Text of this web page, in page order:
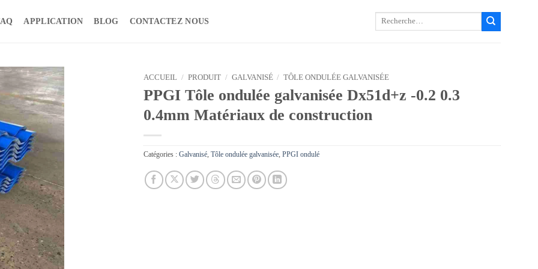
APPLICATION BLOG CONTACTEZ NOUS
Recherche
ACCUEIL / PRODUIT / GALVANISÉ / TÔLE ONDULÉE GALVANISÉE
PPGI Tôle ondulée galvanisée Dx51d+z -0.2 0.3
0.4mm Matériaux de construction
Catégories : Galvanisé, Tôle ondulée galvanisée, PPGI ondulé